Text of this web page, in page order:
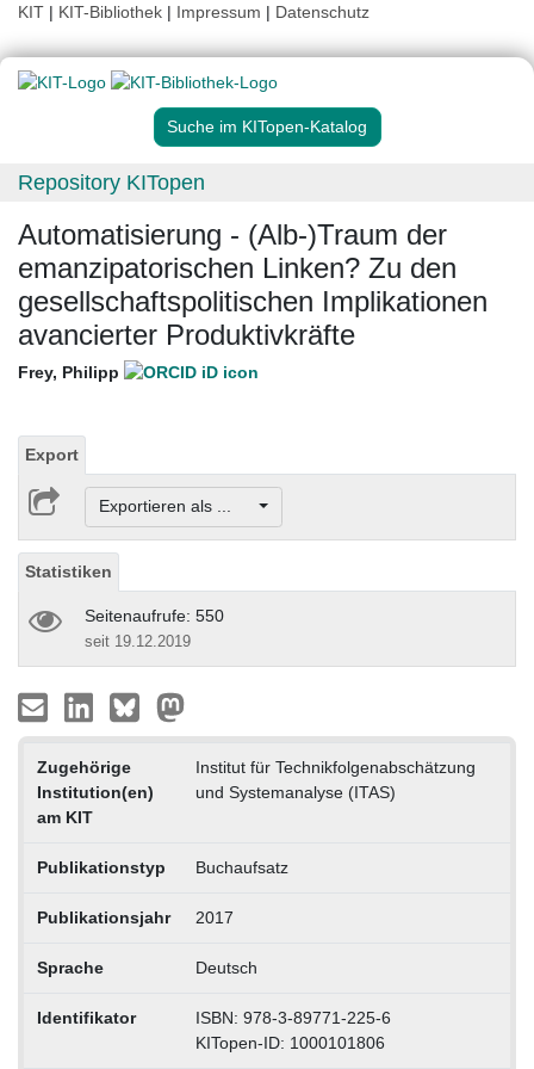
KIT | KIT-Bibliothek | Impressum | Datenschutz
Suche im KITopen-Katalog
Repository KITopen
Automatisierung - (Alb-)Traum der
emanzipatorischen Linken? Zu den
gesellschaftspolitischen Implikationen
avancierter Produktivkräfte
Frey, Philipp
Export
Exportieren als ...
Statistiken
Seitenaufrufe: 550
seit 19.12.2019
Zugehörige
Institution(en)
am KIT
Institut für Technikfolgenabschätzung
und Systemanalyse (ITAS)
Publikationstyp Buchaufsatz
Publikationsjahr 2017
Sprache Deutsch
Identifikator
ISBN: 978-3-89771-225-6
KITopen-ID: 1000101806